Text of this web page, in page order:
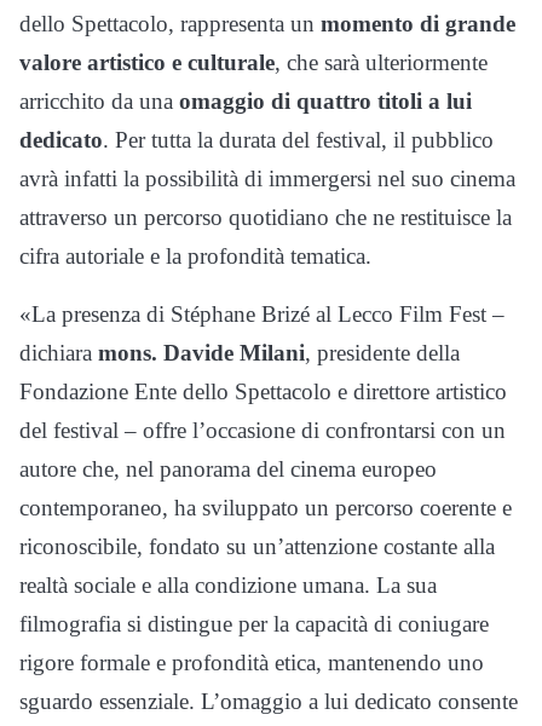
dello Spettacolo, rappresenta un momento di grande
valore artistico e culturale, che sarà ulteriormente
arricchito da una omaggio di quattro titoli a lui
dedicato. Per tutta la durata del festival, il pubblico
avrà infatti la possibilità di immergersi nel suo cinema
attraverso un percorso quotidiano che ne restituisce la
cifra autoriale e la profondità tematica.
«La presenza di Stéphane Brizé al Lecco Film Fest –
dichiara mons. Davide Milani, presidente della
Fondazione Ente dello Spettacolo e direttore artistico
del festival – offre l’occasione di confrontarsi con un
autore che, nel panorama del cinema europeo
contemporaneo, ha sviluppato un percorso coerente e
riconoscibile, fondato su un’attenzione costante alla
realtà sociale e alla condizione umana. La sua
filmografia si distingue per la capacità di coniugare
rigore formale e profondità etica, mantenendo uno
sguardo essenziale. L’omaggio a lui dedicato consente